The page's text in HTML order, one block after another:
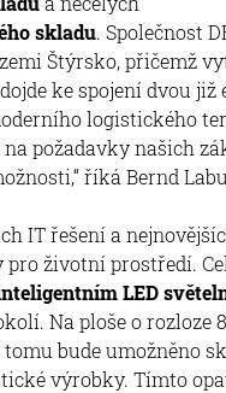
skladu. Společnost
Štýrsko, přičemž
ke spojení dvou
logistického
požadavky našich
říká Bernd
IT řešení a
pro životní prostředí.
LED
Na ploše o rozloze
tomu bude
výrobky. Tímto